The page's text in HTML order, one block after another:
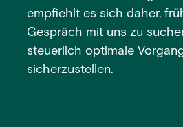
empfiehlt es sich daher,
Gespräch mit uns zu
steuerlich optimale
sicherzustellen.